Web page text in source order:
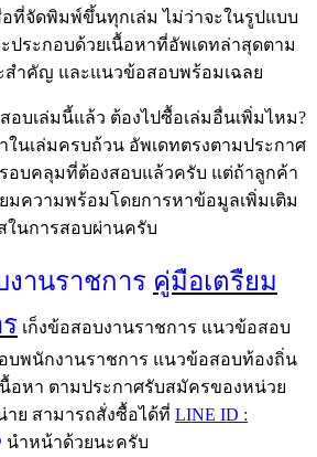
จัดพิมพ์ขึ้นทุกเล่ม ไม่ว่าจะในรูปแบบ
ประกอบด้วยเนื้อหาที่อัพเดทล่าสุดตาม
สำคัญ และแนวข้อสอบพร้อมเฉลย
บเล่มนี้แล้ว ต้องไปซื้อเล่มอื่นเพิ่มไหม?
เล่มครบถ้วน อัพเดทตรงตามประกาศ
อบคลุมที่ต้องสอบแล้วครับ แต่ถ้าลูกค้า
มความพร้อมโดยการหาข้อมูลเพิ่มเติม
ในการสอบผ่านครับ
านราชการ คู่มือเตรืยม
เก็งข้อสอบงานราชการ แนวข้อสอบ
บพนักงานราชการ แนวข้อสอบท้องถิ่น
อหา ตามประกาศรับสมัครของหน่วย
าย สามารถสั่งซื้อได้ที่ LINE ID :
นำหน้าด้วยนะครับ